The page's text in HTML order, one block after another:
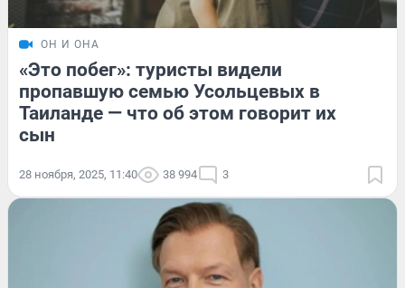
ОН И ОНА
«Это побег»: туристы видели
пропавшую семью Усольцевых в
Таиланде — что об этом говорит их
сын
28 ноября, 2025, 11:40 38 994 3